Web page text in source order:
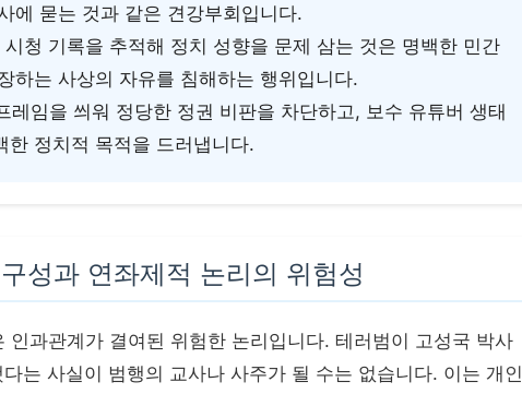
에 묻는 것과 같은 견강부회입니다.
시청 기록을 추적해 정치 성향을 문제 삼는 것은 명백한 민간
하는 사상의 자유를 침해하는 행위입니다.
프레임을 씌워 정당한 정권 비판을 차단하고, 보수 유튜버 생태
한 정치적 목적을 드러냅니다.
구성과 연좌제적 논리의 위험성
인과관계가 결여된 위험한 논리입니다. 테러범이 고성국 박사
는 사실이 범행의 교사나 사주가 될 수는 없습니다. 이는 개인